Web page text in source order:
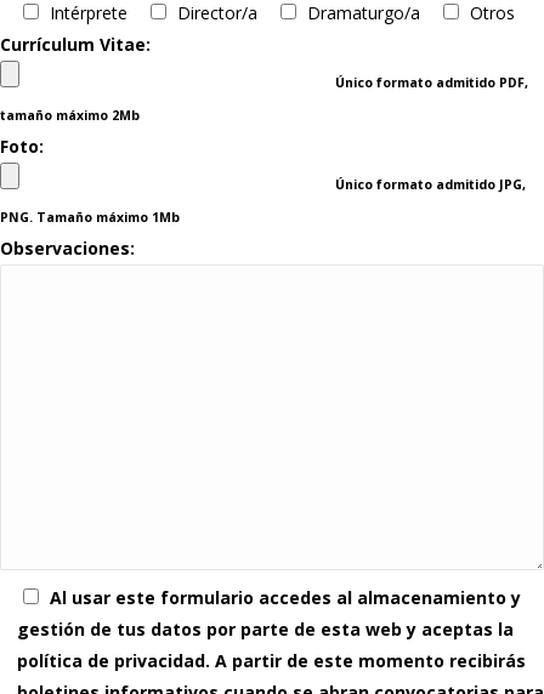
Intérprete
Director/a Dramaturgo/a
Otros
Currículum Vitae:
Único formato admitido PDF,
tamaño máximo 2Mb
Foto:
Único formato admitido JPG,
PNG. Tamaño máximo 1Mb
Observaciones:
Al usar este formulario accedes al almacenamiento y
gestión de tus datos por parte de esta web y aceptas la
política de privacidad. A partir de este momento recibirás